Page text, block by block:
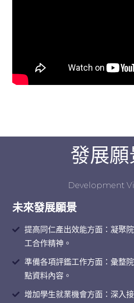
發展願
Development
未來發展願景
提高同仁產出效能方面：凝聚
工合作精神。
準備各項評鑑工作方面：彙整
點資料內容。
增加學生就業機會方面：深入